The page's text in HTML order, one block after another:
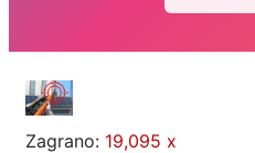
Zagrano: 19,095 x